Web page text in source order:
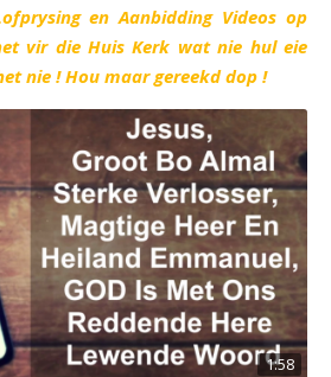
en Aanbidding Videos op
vir die Huis Kerk wat nie hul eie
nie ! Hou maar gereekd dop !
1:58